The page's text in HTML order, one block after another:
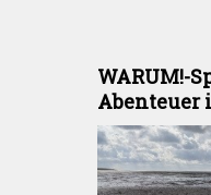
WARUM!-
Abenteuer